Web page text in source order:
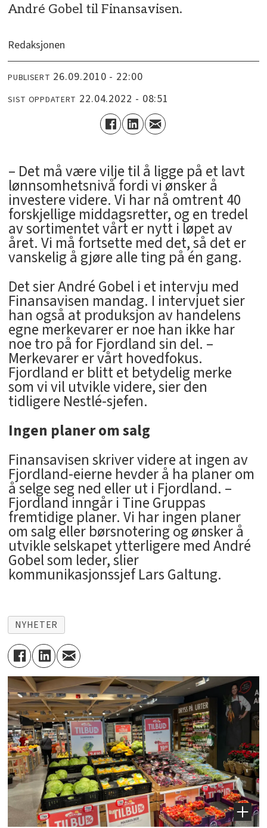
André Gobel til Finansavisen.
Redaksjonen
PUBLISERT 26.09.2010 - 22:00
SIST OPPDATERT 22.04.2022 - 08:51
– Det må være vilje til å ligge på et lavt
lønnsomhetsnivå fordi vi ønsker å
investere videre. Vi har nå omtrent 40
forskjellige middagsretter, og en tredel
av sortimentet vårt er nytt i løpet av
året. Vi må fortsette med det, så det er
vanskelig å gjøre alle ting på én gang.
Det sier André Gobel i et intervju med
Finansavisen mandag. I intervjuet sier
han også at produksjon av handelens
egne merkevarer er noe han ikke har
noe tro på for Fjordland sin del. –
Merkevarer er vårt hovedfokus.
Fjordland er blitt et betydelig merke
som vi vil utvikle videre, sier den
tidligere Nestlé-sjefen.
Ingen planer om salg
Finansavisen skriver videre at ingen av
Fjordland-eierne hevder å ha planer om
å selge seg ned eller ut i Fjordland. –
Fjordland inngår i Tine Gruppas
fremtidige planer. Vi har ingen planer
om salg eller børsnotering og ønsker å
utvikle selskapet ytterligere med André
Gobel som leder, slier
kommunikasjonssjef Lars Galtung.
NYHETER